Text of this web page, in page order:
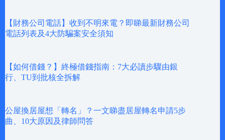
【財務公司電話】收到不明來電？即睇最新財務公司
電話列表及4大防騙案安全須知
【如何借錢？】終極借錢指南：7大必讀步驟由銀
行、TU到批核全拆解
公屋換居屋想「轉名」？一文睇盡居屋轉名申請5步
曲、10大原因及律師問答